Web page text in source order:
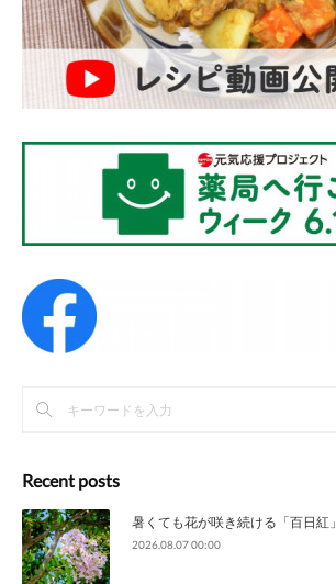
Recent posts
暑くても花が咲き続ける「百日紅」
2026.08.07 00:00